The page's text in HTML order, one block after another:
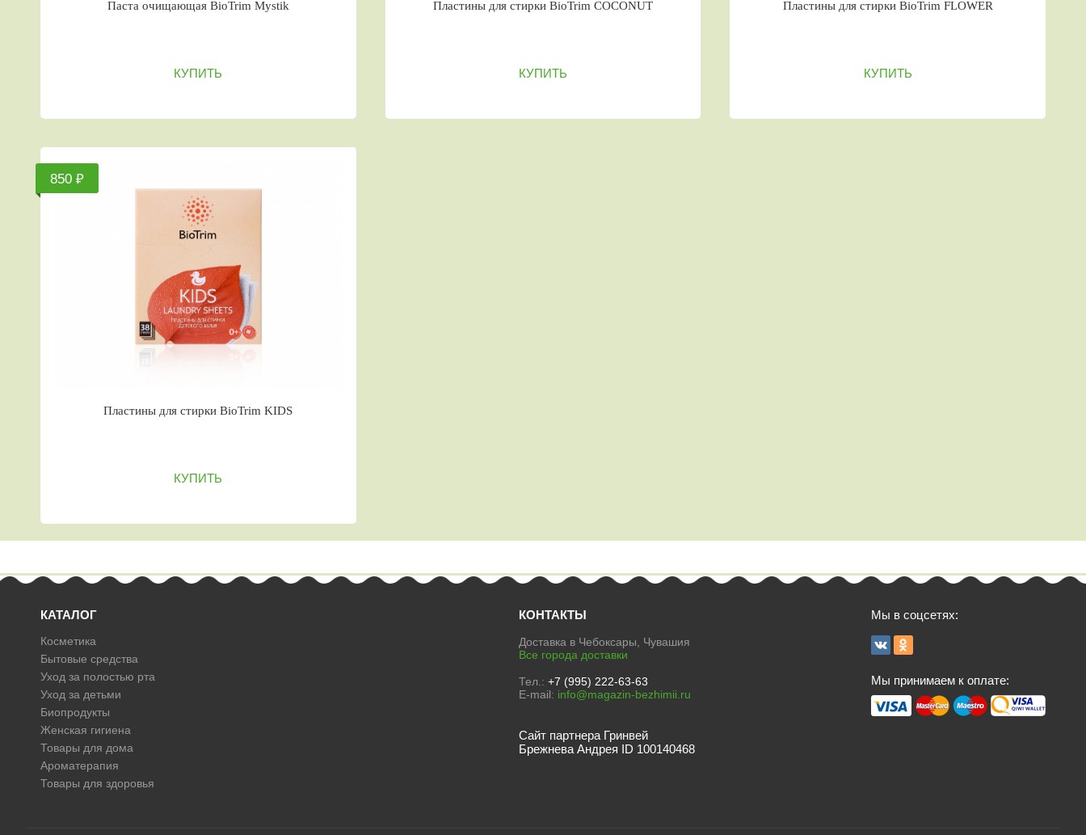
Паста очищающая BioTrim Mystik
КУПИТЬ
Пластины для стирки BioTrim COCONUT
КУПИТЬ
Пластины для стирки BioTrim FLOWER
КУПИТЬ
850 ₽
Пластины для стирки BioTrim KIDS
КУПИТЬ
КАТАЛОГ
Косметика
Бытовые средства
Уход за полостью рта
Уход за детьми
Биопродукты
Женская гигиена
Товары для дома
Ароматерапия
Товары для здоровья
КОНТАКТЫ
Доставка в Чебоксары, Чувашия
Все города доставки
Тел.: +7 (995) 222-63-63
E-mail: info@magazin-bezhimii.ru
Сайт партнера Гринвей
Брежнева Андрея ID 100140468
Мы в соцсетях:
Мы принимаем к оплате: